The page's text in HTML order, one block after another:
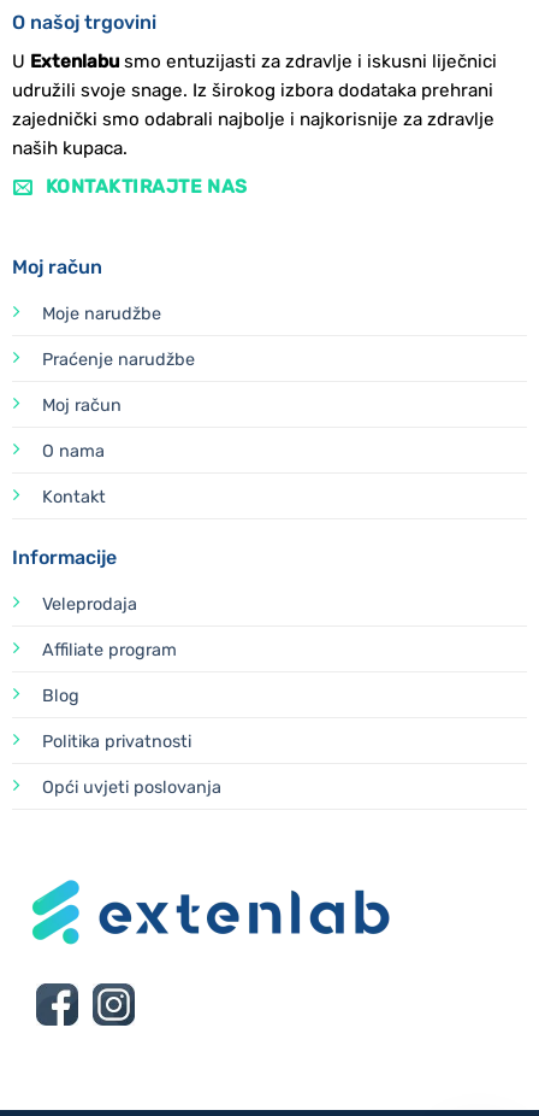
O našoj trgovini
U Extenlabusmo entuzijasti za zdravlje i iskusni liječnici
udružili svoje snage. Iz širokog izbora dodataka prehrani
zajednički smo odabrali najbolje i najkorisnije za zdravlje
naših kupaca.
KONTAKTIRAJTE NAS
Moj račun
Moje narudžbe
Praćenje narudžbe
Moj račun
O nama
Kontakt
Informacije
Veleprodaja
Affiliate program
Blog
Politika privatnosti
Opći uvjeti poslovanja